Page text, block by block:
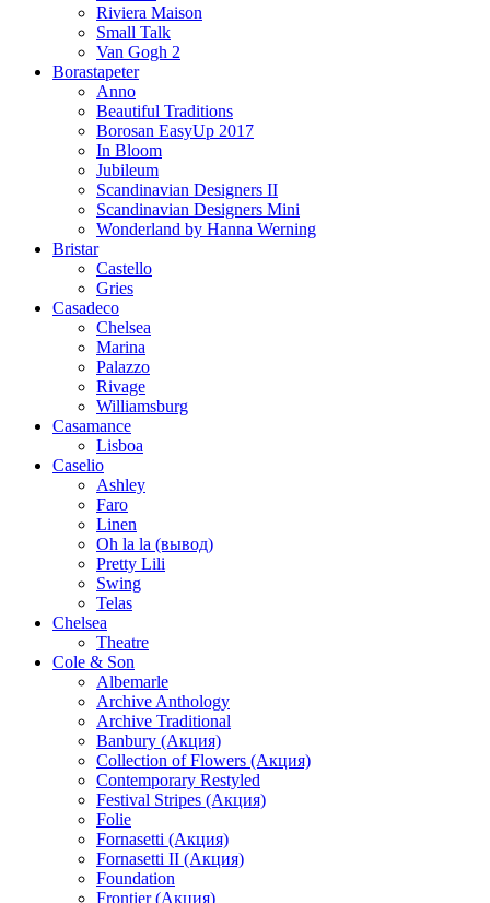
Riviera Maison
Small Talk
Van Gogh 2
Borastapeter
Anno
Beautiful Traditions
Borosan EasyUp 2017
In Bloom
Jubileum
Scandinavian Designers II
Scandinavian Designers Mini
Wonderland by Hanna Werning
Bristar
Castello
Gries
Casadeco
Chelsea
Marina
Palazzo
Rivage
Williamsburg
Casamance
Lisboa
Caselio
Ashley
Faro
Linen
Oh la la (вывод)
Pretty Lili
Swing
Telas
Chelsea
Theatre
Cole & Son
Albemarle
Archive Anthology
Archive Traditional
Banbury (Акция)
Collection of Flowers (Акция)
Contemporary Restyled
Festival Stripes (Акция)
Folie
Fornasetti (Акция)
Fornasetti II (Акция)
Foundation
Frontier (Акция)